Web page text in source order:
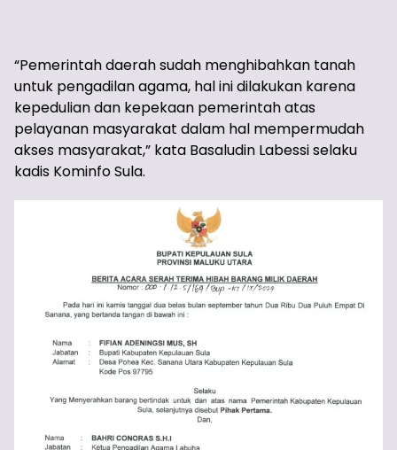
“Pemerintah daerah sudah menghibahkan tanah
untuk pengadilan agama, hal ini dilakukan karena
kepedulian dan kepekaan pemerintah atas
pelayanan masyarakat dalam hal mempermudah
akses masyarakat,” kata Basaludin Labessi selaku
kadis Kominfo Sula.